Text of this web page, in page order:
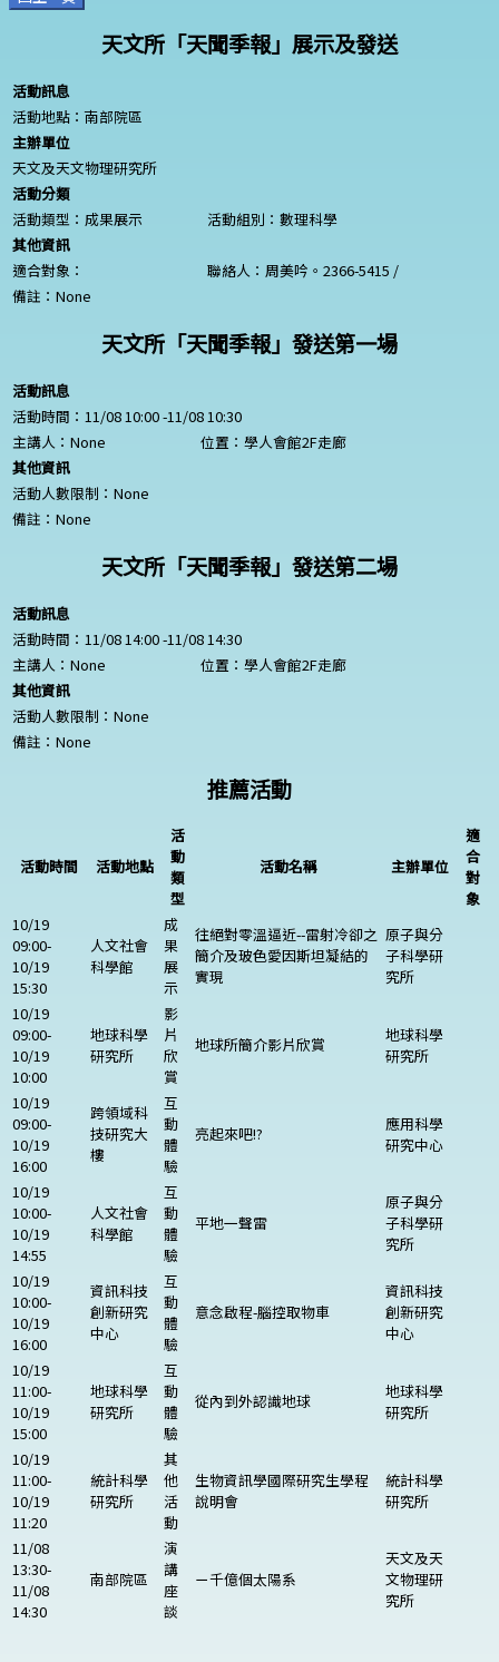
天文所「天聞季報」展示及發送
活動訊息
活動地點：南部院區
主辦單位
天文及天文物理研究所
活動分類
活動類型：成果展示
活動組別：數理科學
其他資訊
適合對象：
聯絡人：周美吟。2366-5415 /
備註： None
天文所「天聞季報」發送第一場
活動訊息
活動時間：11/08 10:00 -11/08 10:30
主講人： None
位置：學人會館2F走廊
其他資訊
活動人數限制： None
備註： None
天文所「天聞季報」發送第二場
活動訊息
活動時間：11/08 14:00 -11/08 14:30
主講人： None
位置：學人會館2F走廊
其他資訊
活動人數限制： None
備註： None
推薦活動
活動時間 活動地點
活
動
類
型
活動名稱 主辦單位
適
合
對
象
10/19
09:00-
10/19
15:30
人文社會
科學館
成
果
展
示
往絕對零溫逼近--雷射冷卻之
簡介及玻色愛因斯坦凝結的
實現
原子與分
子科學研
究所
10/19
09:00-
10/19
10:00
地球科學
研究所
影
片
欣
賞
地球所簡介影片欣賞
地球科學
研究所
10/19
09:00-
10/19
16:00
跨領域科
技研究大
樓
互
動
體
驗
亮起來吧!?
應用科學
研究中心
10/19
10:00-
10/19
14:55
人文社會
科學館
互
動
體
驗
平地一聲雷
原子與分
子科學研
究所
10/19
10:00-
10/19
16:00
資訊科技
創新研究
中心
互
動
體
驗
意念啟程-腦控取物車
資訊科技
創新研究
中心
10/19
11:00-
10/19
15:00
地球科學
研究所
互
動
體
驗
從內到外認識地球
地球科學
研究所
10/19
11:00-
10/19
11:20
統計科學
研究所
其
他
活
動
生物資訊學國際研究生學程
說明會
統計科學
研究所
11/08
13:30-
11/08
14:30
南部院區
演
講
座
談
ㄧ千億個太陽系
天文及天
文物理研
究所